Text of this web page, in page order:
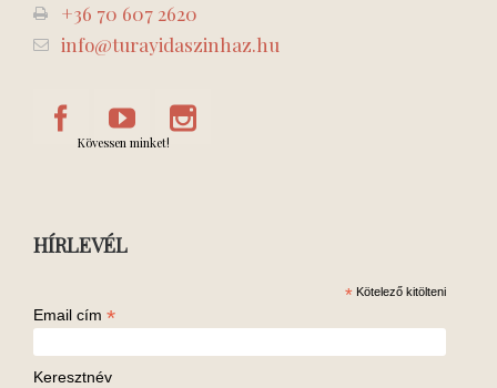
+36 70 607 2620
info@turayidaszinhaz.hu
Kövessen minket!
HÍRLEVÉL
* Kötelező kitölteni
Email cím *
Keresztnév